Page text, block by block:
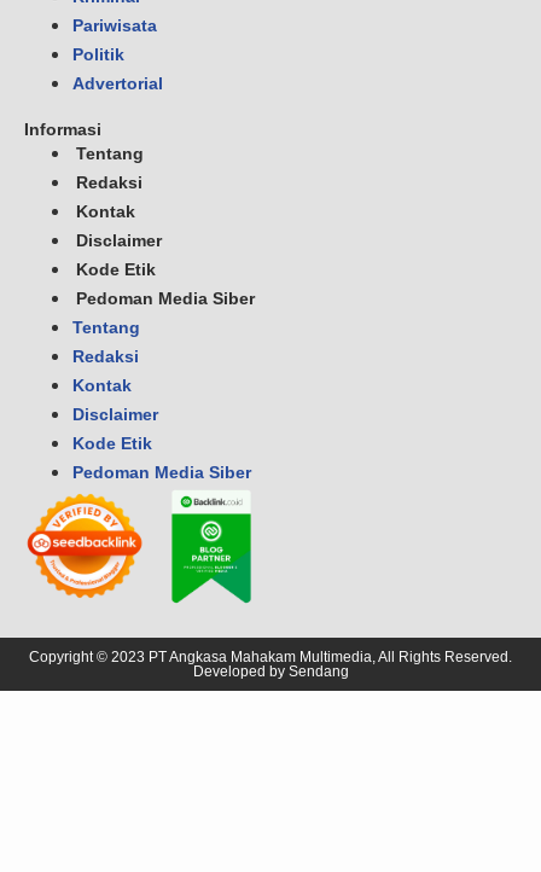
Pariwisata
Politik
Advertorial
Informasi
Tentang
Redaksi
Kontak
Disclaimer
Kode Etik
Pedoman Media Siber
Tentang
Redaksi
Kontak
Disclaimer
Kode Etik
Pedoman Media Siber
Copyright © 2023 PT Angkasa Mahakam Multimedia, All Rights Reserved.
Developed by Sendang